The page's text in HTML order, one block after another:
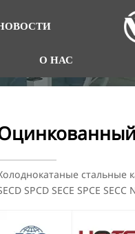
О НАС
стальные
SPCD SECE SPCE SECC